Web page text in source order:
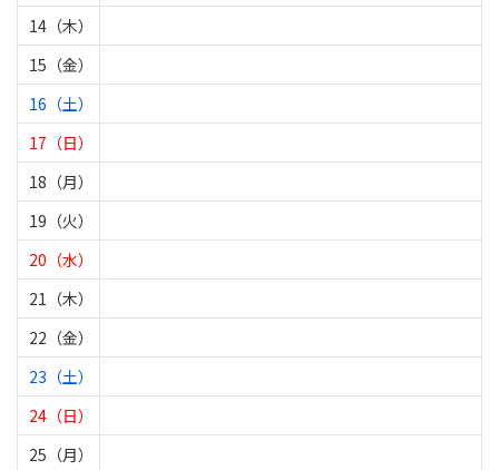
14（木）
15（金）
16（土）
17（日）
18（月）
19（火）
20（水）
21（木）
22（金）
23（土）
24（日）
25（月）